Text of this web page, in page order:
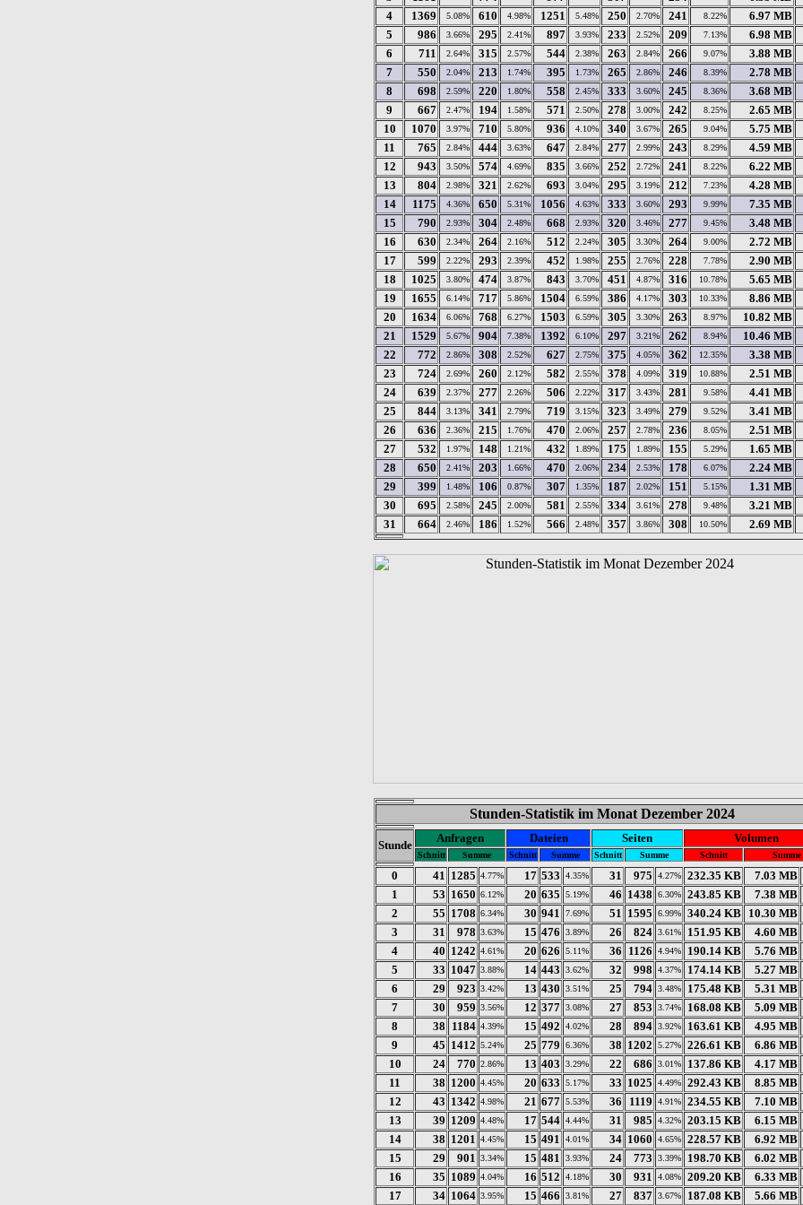
4
1369 5.08% 610 4.98% 1251 5.48% 250 2.70% 241 8.22%
6.97 MB
5
986 3.66% 295 2.41% 897 3.93% 233 2.52% 209 7.13%
6.98 MB
6
711 2.64% 315 2.57% 544 2.38% 263 2.84% 266 9.07%
3.88 MB
7
550 2.04% 213 1.74% 395 1.73% 265 2.86% 246 8.39%
2.78 MB
8
698 2.59% 220 1.80% 558 2.45% 333 3.60% 245 8.36%
3.68 MB
9
667 2.47% 194 1.58% 571 2.50% 278 3.00% 242 8.25%
2.65 MB
10
1070 3.97% 710 5.80% 936 4.10% 340 3.67% 265 9.04%
5.75 MB
11
765 2.84% 444 3.63% 647 2.84% 277 2.99% 243 8.29%
4.59 MB
12
943 3.50% 574 4.69% 835 3.66% 252 2.72% 241 8.22%
6.22 MB
13
804 2.98% 321 2.62% 693 3.04% 295 3.19% 212 7.23%
4.28 MB
14
1175 4.36% 650 5.31% 1056 4.63% 333 3.60% 293 9.99%
7.35 MB
15
790 2.93% 304 2.48% 668 2.93% 320 3.46% 277 9.45%
3.48 MB
16
630 2.34% 264 2.16% 512 2.24% 305 3.30% 264 9.00%
2.72 MB
17
599 2.22% 293 2.39% 452 1.98% 255 2.76% 228 7.78%
2.90 MB
18
1025 3.80% 474 3.87% 843 3.70% 451 4.87% 316 10.78%
5.65 MB
19
1655 6.14% 717 5.86% 1504 6.59% 386 4.17% 303 10.33%
8.86 MB
20
1634 6.06% 768 6.27% 1503 6.59% 305 3.30% 263 8.97%
10.82 MB
21
1529 5.67% 904 7.38% 1392 6.10% 297 3.21% 262 8.94%
10.46 MB
22
772 2.86% 308 2.52% 627 2.75% 375 4.05% 362 12.35%
3.38 MB
23
724 2.69% 260 2.12% 582 2.55% 378 4.09% 319 10.88%
2.51 MB
24
639 2.37% 277 2.26% 506 2.22% 317 3.43% 281 9.58%
4.41 MB
25
844 3.13% 341 2.79% 719 3.15% 323 3.49% 279 9.52%
3.41 MB
26
636 2.36% 215 1.76% 470 2.06% 257 2.78% 236 8.05%
2.51 MB
27
532 1.97% 148 1.21% 432 1.89% 175 1.89% 155 5.29%
1.65 MB
28
650 2.41% 203 1.66% 470 2.06% 234 2.53% 178 6.07%
2.24 MB
29
399 1.48% 106 0.87% 307 1.35% 187 2.02% 151 5.15%
1.31 MB
30
695 2.58% 245 2.00% 581 2.55% 334 3.61% 278 9.48%
3.21 MB
31
664 2.46% 186 1.52% 566 2.48% 357 3.86% 308 10.50% 2.69 MB
Stunden-Statistik im Monat Dezember 2024
Stunde
Anfragen Dateien Seiten Volumen
Schnitt Summe Schnitt Summe Schnitt Summe Schnitt Summe
0 41 1285 4.77% 17 533 4.35% 31 975 4.27% 232.35 KB
7.03 MB
1
53 1650 6.12% 20 635 5.19% 46 1438 6.30% 243.85 KB
7.38 MB
2
55 1708 6.34% 30 941 7.69% 51 1595 6.99% 340.24 KB 10.30 MB
3
31 978 3.63% 15 476 3.89% 26 824 3.61% 151.95 KB
4.60 MB
4
40 1242 4.61% 20 626 5.11% 36 1126 4.94% 190.14 KB
5.76 MB
5
33 1047 3.88% 14 443 3.62% 32 998 4.37% 174.14 KB
5.27 MB
6
29 923 3.42% 13 430 3.51% 25 794 3.48% 175.48 KB
5.31 MB
7
30 959 3.56% 12 377 3.08% 27 853 3.74% 168.08 KB
5.09 MB
8
38 1184 4.39% 15 492 4.02% 28 894 3.92% 163.61 KB
4.95 MB
9
45 1412 5.24% 25 779 6.36% 38 1202 5.27% 226.61 KB
6.86 MB
10
24 770 2.86% 13 403 3.29% 22 686 3.01% 137.86 KB
4.17 MB
11
38 1200 4.45% 20 633 5.17% 33 1025 4.49% 292.43 KB
8.85 MB
12
43 1342 4.98% 21 677 5.53% 36 1119 4.91% 234.55 KB
7.10 MB
13
39 1209 4.48% 17 544 4.44% 31 985 4.32% 203.15 KB
6.15 MB
14
38 1201 4.45% 15 491 4.01% 34 1060 4.65% 228.57 KB
6.92 MB
15
29 901 3.34% 15 481 3.93% 24 773 3.39% 198.70 KB
6.02 MB
16
35 1089 4.04% 16 512 4.18% 30 931 4.08% 209.20 KB
6.33 MB
17
34 1064 3.95% 15 466 3.81% 27 837 3.67% 187.08 KB 5.66 MB